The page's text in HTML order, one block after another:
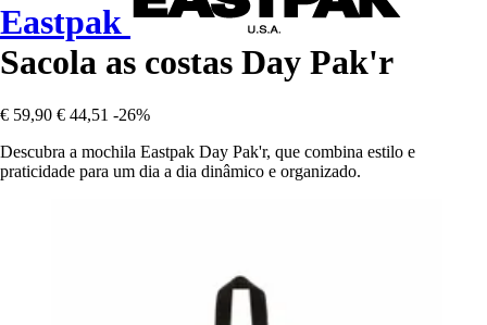
Eastpak
Sacola as costas Day Pak'r
€ 59,90 € 44,51 -26%
Descubra a mochila Eastpak Day Pak'r, que combina estilo e
praticidade para um dia a dia dinâmico e organizado.